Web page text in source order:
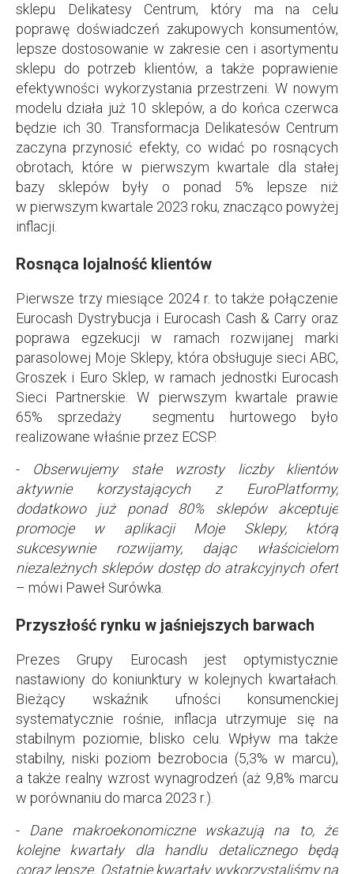
sklepu Delikatesy Centrum, który ma na celu
poprawę doświadczeń zakupowych konsumentów,
lepsze dostosowanie w zakresie cen i asortymentu
sklepu do potrzeb klientów, a także poprawienie
efektywności wykorzystania przestrzeni. W nowym
modelu działa już 10 sklepów, a do końca czerwca
będzie ich 30. Transformacja Delikatesów Centrum
zaczyna przynosić efekty, co widać po rosnących
obrotach, które w pierwszym kwartale dla stałej
bazy sklepów były o ponad 5% lepsze niż
w pierwszym kwartale 2023 roku, znacząco powyżej
inflacji.
Rosnąca lojalność klientów
Pierwsze trzy miesiące 2024 r. to także połączenie
Eurocash Dystrybucja i Eurocash Cash & Carry oraz
poprawa egzekucji w ramach rozwijanej marki
parasolowej Moje Sklepy, która obsługuje sieci ABC,
Groszek i Euro Sklep, w ramach jednostki Eurocash
Sieci Partnerskie. W pierwszym kwartale prawie
65% sprzedaży segmentu hurtowego było
realizowane właśnie przez ECSP.
- Obserwujemy stałe wzrosty liczby klientów
aktywnie korzystających z EuroPlatformy,
dodatkowo już ponad 80% sklepów akceptuje
promocje w aplikacji Moje Sklepy, którą
sukcesywnie rozwijamy, dając właścicielom
niezależnych sklepów dostęp do atrakcyjnych ofert
– mówi Paweł Surówka.
Przyszłość rynku w jaśniejszych barwach
Prezes Grupy Eurocash jest optymistycznie
nastawiony do koniunktury w kolejnych kwartałach.
Bieżący wskaźnik ufności konsumenckiej
systematycznie rośnie, inflacja utrzymuje się na
stabilnym poziomie, blisko celu. Wpływ ma także
stabilny, niski poziom bezrobocia (5,3% w marcu),
a także realny wzrost wynagrodzeń (aż 9,8% marcu
w porównaniu do marca 2023 r.).
- Dane makroekonomiczne wskazują na to, że
kolejne kwartały dla handlu detalicznego będą
coraz lepsze. Ostatnie kwartały wykorzystaliśmy na